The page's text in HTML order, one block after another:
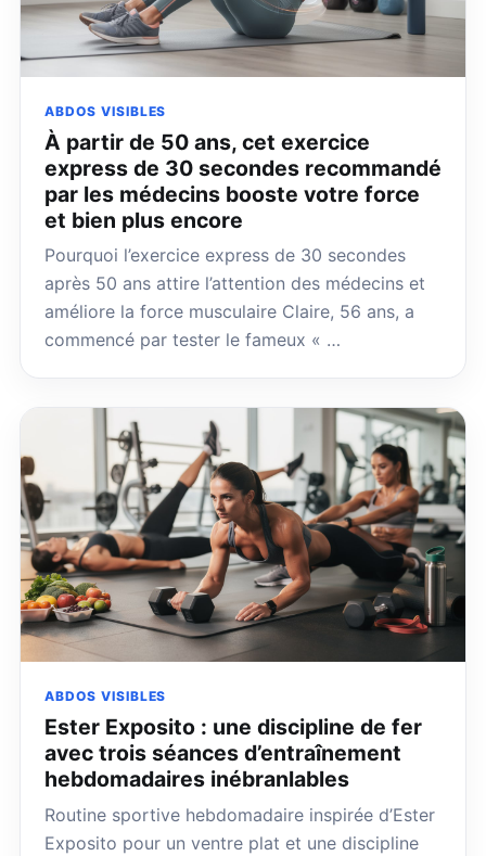
ABDOS VISIBLES
À partir de 50 ans, cet exercice
express de 30 secondes recommandé
par les médecins booste votre force
et bien plus encore
Pourquoi l’exercice express de 30 secondes
après 50 ans attire l’attention des médecins et
améliore la force musculaire Claire, 56 ans, a
commencé par tester le fameux « …
ABDOS VISIBLES
Ester Exposito : une discipline de fer
avec trois séances d’entraînement
hebdomadaires inébranlables
Routine sportive hebdomadaire inspirée d’Ester
Exposito pour un ventre plat et une discipline